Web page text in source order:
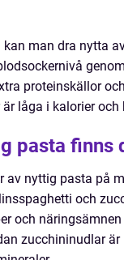
man dra nytta
proteinskällor
låga i kalorier
pasta finns
av nyttig pasta på
och
och
zucchininudlar